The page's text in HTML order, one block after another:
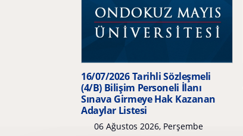
16/07/2026 Tarihli Sözleşmeli
(4/B) Bilişim Personeli İlanı
Sınava Girmeye Hak Kazanan
Adaylar Listesi
06 Ağustos 2026, Perşembe